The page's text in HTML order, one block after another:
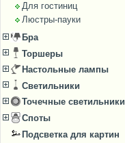
Для гостиниц
Люстры-пауки
Бра
Торшеры
Настольные лампы
Светильники
Точечные светильники
Споты
Подсветка для картин